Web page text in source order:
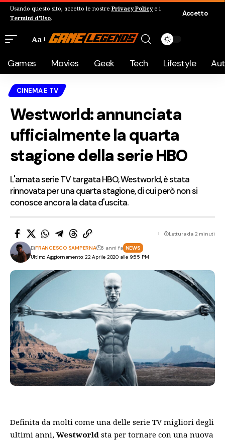
Usando questo sito, accetto le nostre Privacy Policye i
Termini d'Uso.
Accetto
Aa
Games Movies Geek Tech Lifestyle
CINEMA E TV
Westworld: annunciata
ufficialmente la quarta
stagione della serie HBO
L'amata serie TV targata HBO, Westworld, è stata
rinnovata per una quarta stagione, di cui però non si
conosce ancora la data d'uscita.
Ultimo Aggiornamento: 22 Aprile 2020 alle 9:55 PM
DiFRANCESCO SAMPERNA 6 anni fa NEWS
Lettura da 2 minuti
Definita da molti come una delle serie TV migliori degli
ultimi anni, Westworld sta per tornare con una nuova